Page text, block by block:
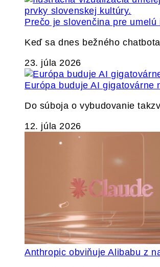
Prečo je slovenčina pre
Keď sa dnes bežného
23. júla 2026
Európa buduje AI
Do súboja o vybudovanie
12. júla 2026
Anthropic obviňuje Alibabu z